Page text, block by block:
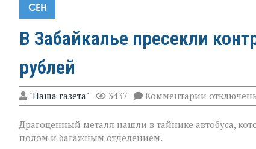
СЕН
В Забайкалье пресекли
рублей
"Наша газета" 3437 Комментарии к
записи
Забайкалье
Драгоценный металл нашли в тайнике автобуса,
полом и багажным отделением.